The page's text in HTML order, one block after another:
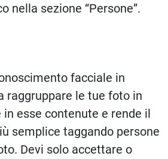
nella sezione “Persone”.
facciale in
raggruppare le tue foto in
in esse contenute e rende il
semplice taggando persone
Devi solo accettare o